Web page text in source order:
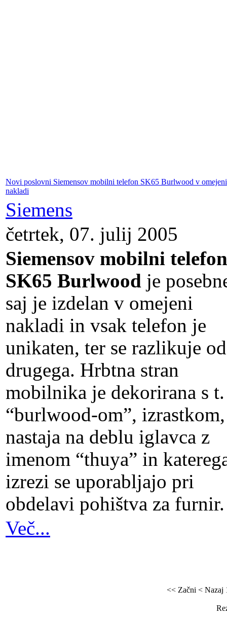
Novi poslovni Siemensov mobilni telefon SK65 Burlwood v omejeni
nakladi
Siemens
četrtek, 07. julij 2005
Siemensov mobilni telefon
SK65 Burlwood je
saj je izdelan v omejeni
nakladi in vsak telefon je
unikaten, ter se razlikuje od
drugega. Hrbtna stran
mobilnika je dekorirana s
“burlwood-om”,
nastaja na deblu iglavca z
imenom “thuya” in
izrezi se uporabljajo pri
obdelavi pohištva za furnir.
Več...
<< Začni < Nazaj